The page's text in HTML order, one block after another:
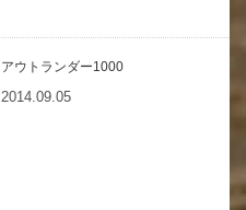
アウトランダー1000
2014.09.05